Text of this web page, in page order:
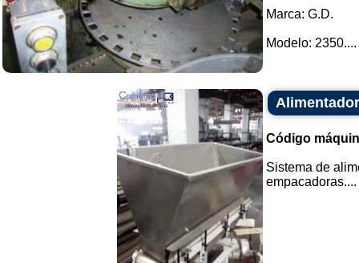
Marca: G.D.
Modelo: 2350....
Código
Sistema de
empacadoras....